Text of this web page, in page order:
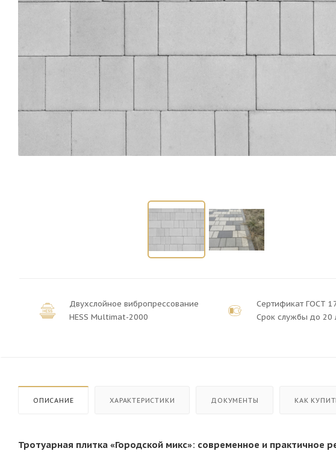
Двухслойное вибропрессование
HESS Multimat-2000
Сертификат ГОСТ
Срок службы до 20
ОПИСАНИЕ ХАРАКТЕРИСТИКИ ДОКУМЕНТЫ КАК
Тротуарная плитка «Городской микс»: современное и практичное